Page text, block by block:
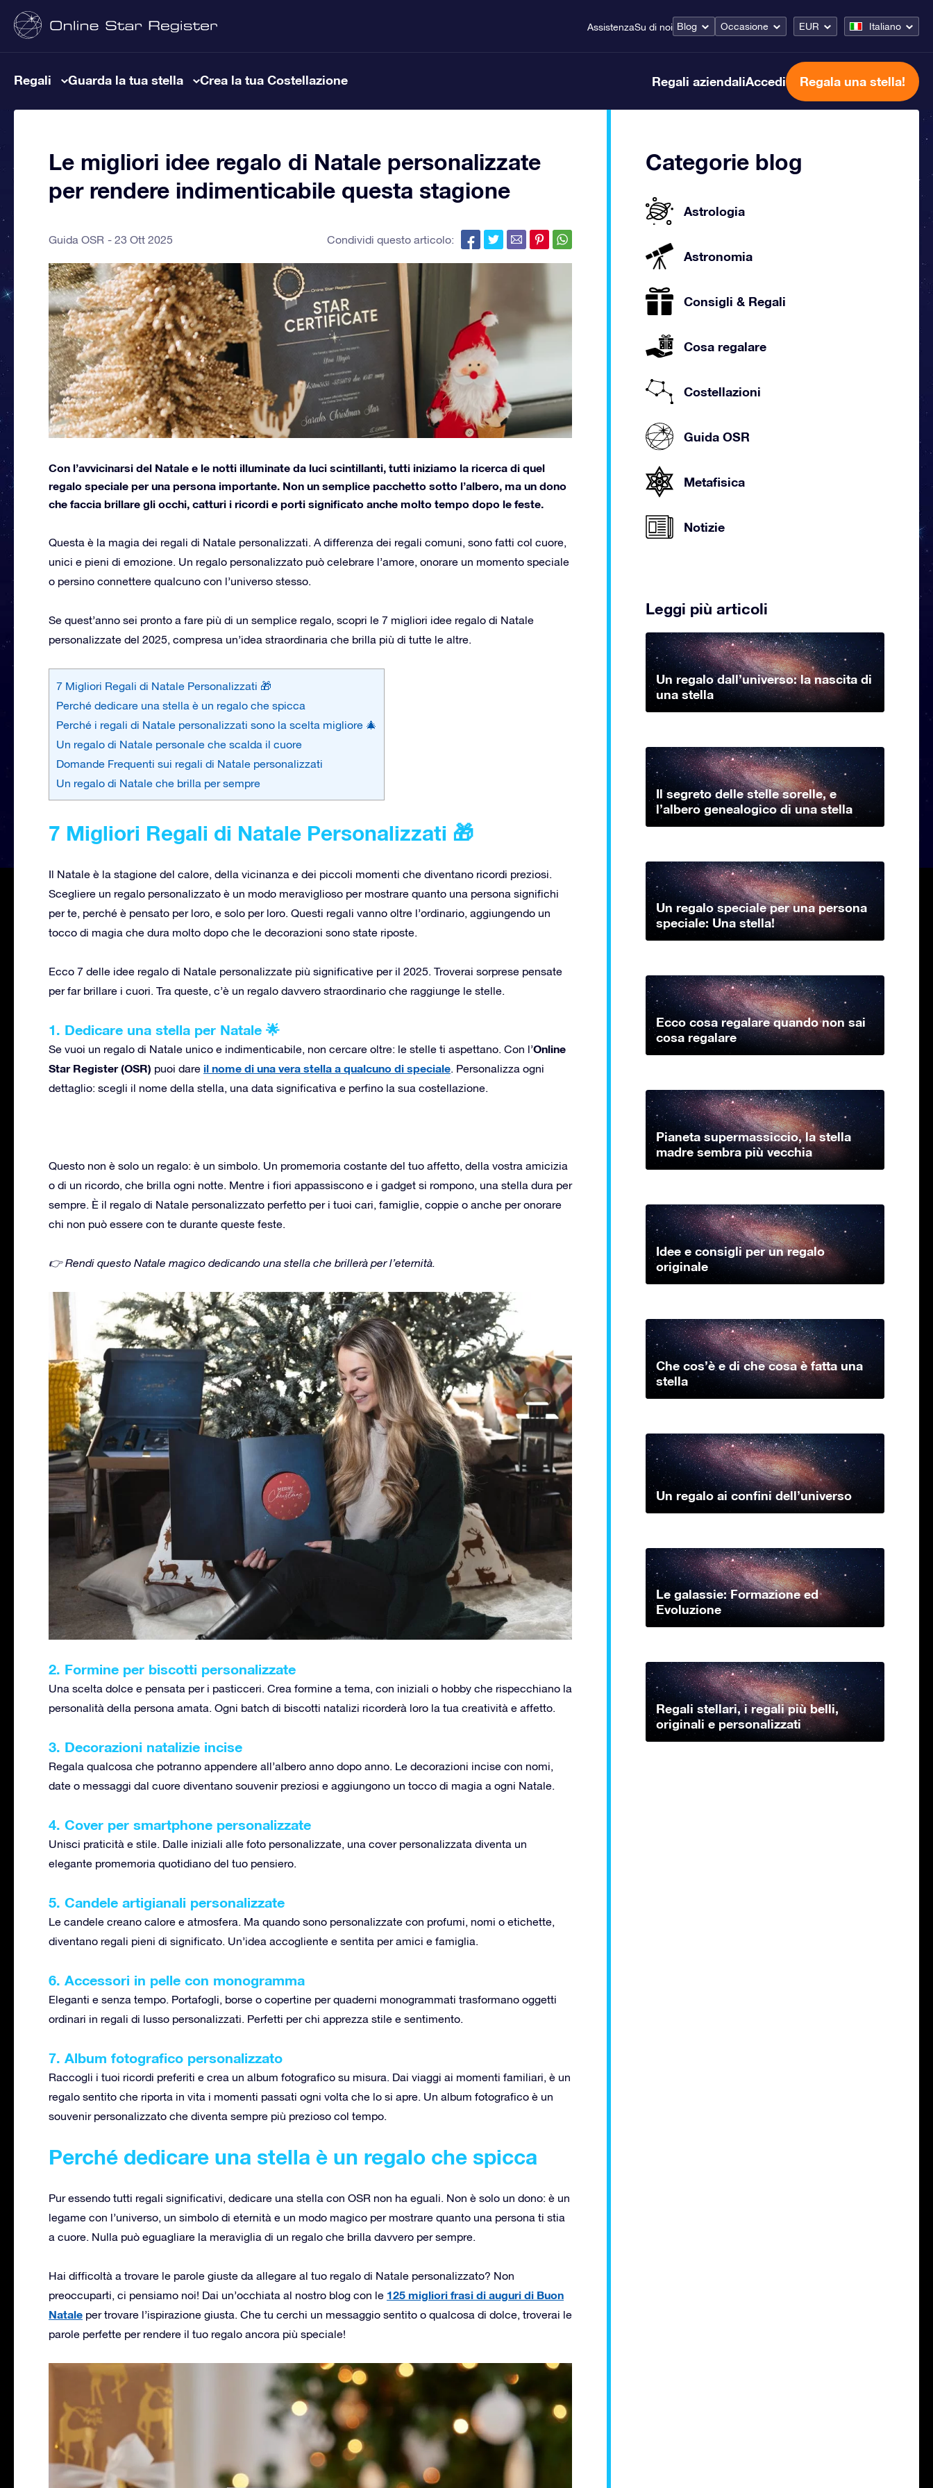
AssistenzaSu di noi Blog Occasione EUR Italiano
Regali Guarda la tua stella Crea la tua Costellazione Regali aziendaliAccedi Regala una stella!
Le migliori idee regalo di Natale personalizzate
per rendere indimenticabile questa stagione
Guida OSR 23 Ott 2025 Condividi questo articolo:
Con l’avvicinarsi del Natale e le notti illuminate da luci scintillanti, tutti iniziamo la ricerca di quel
regalo speciale per una persona importante. Non un semplice pacchetto sotto l’albero, ma un dono
che faccia brillare gli occhi, catturi i ricordi e porti significato anche molto tempo dopo le feste.
Questa è la magia dei regali di Natale personalizzati. A differenza dei regali comuni, sono fatti col cuore,
unici e pieni di emozione. Un regalo personalizzato può celebrare l’amore, onorare un momento speciale
o persino connettere qualcuno con l’universo stesso.
Se quest’anno sei pronto a fare più di un semplice regalo, scopri le 7 migliori idee regalo di Natale
personalizzate del 2025, compresa un’idea straordinaria che brilla più di tutte le altre.
7 Migliori Regali di Natale Personalizzati 🎁
Perché dedicare una stella è un regalo che spicca
Perché i regali di Natale personalizzati sono la scelta migliore 🎄
Un regalo di Natale personale che scalda il cuore
Domande Frequenti sui regali di Natale personalizzati
Un regalo di Natale che brilla per sempre
7 Migliori Regali di Natale Personalizzati 🎁
Il Natale è la stagione del calore, della vicinanza e dei piccoli momenti che diventano ricordi preziosi.
Scegliere un regalo personalizzato è un modo meraviglioso per mostrare quanto una persona significhi
per te, perché è pensato per loro, e solo per loro. Questi regali vanno oltre l’ordinario, aggiungendo un
tocco di magia che dura molto dopo che le decorazioni sono state riposte.
Ecco 7 delle idee regalo di Natale personalizzate più significative per il 2025. Troverai sorprese pensate
per far brillare i cuori. Tra queste, c’è un regalo davvero straordinario che raggiunge le stelle.
1. Dedicare una stella per Natale 🌟
Se vuoi un regalo di Natale unico e indimenticabile, non cercare oltre: le stelle ti aspettano. Con l’Online
Star Register (OSR) puoi dare il nome di una vera stella a qualcuno di speciale. Personalizza ogni
dettaglio: scegli il nome della stella, una data significativa e perfino la sua costellazione.
Questo non è solo un regalo: è un simbolo. Un promemoria costante del tuo affetto, della vostra amicizia
o di un ricordo, che brilla ogni notte. Mentre i fiori appassiscono e i gadget si rompono, una stella dura per
sempre. È il regalo di Natale personalizzato perfetto per i tuoi cari, famiglie, coppie o anche per onorare
chi non può essere con te durante queste feste.
👉 Rendi questo Natale magico dedicando una stella che brillerà per l’eternità.
2. Formine per biscotti personalizzate
Una scelta dolce e pensata per i pasticceri. Crea formine a tema, con iniziali o hobby che rispecchiano la
personalità della persona amata. Ogni batch di biscotti natalizi ricorderà loro la tua creatività e affetto.
3. Decorazioni natalizie incise
Regala qualcosa che potranno appendere all’albero anno dopo anno. Le decorazioni incise con nomi,
date o messaggi dal cuore diventano souvenir preziosi e aggiungono un tocco di magia a ogni Natale.
4. Cover per smartphone personalizzate
Unisci praticità e stile. Dalle iniziali alle foto personalizzate, una cover personalizzata diventa un
elegante promemoria quotidiano del tuo pensiero.
5. Candele artigianali personalizzate
Le candele creano calore e atmosfera. Ma quando sono personalizzate con profumi, nomi o etichette,
diventano regali pieni di significato. Un’idea accogliente e sentita per amici e famiglia.
6. Accessori in pelle con monogramma
Eleganti e senza tempo. Portafogli, borse o copertine per quaderni monogrammati trasformano oggetti
ordinari in regali di lusso personalizzati. Perfetti per chi apprezza stile e sentimento.
7. Album fotografico personalizzato
Raccogli i tuoi ricordi preferiti e crea un album fotografico su misura. Dai viaggi ai momenti familiari, è un
regalo sentito che riporta in vita i momenti passati ogni volta che lo si apre. Un album fotografico è un
souvenir personalizzato che diventa sempre più prezioso col tempo.
Perché dedicare una stella è un regalo che spicca
Pur essendo tutti regali significativi, dedicare una stella con OSR non ha eguali. Non è solo un dono: è un
legame con l’universo, un simbolo di eternità e un modo magico per mostrare quanto una persona ti stia
a cuore. Nulla può eguagliare la meraviglia di un regalo che brilla davvero per sempre.
Hai difficoltà a trovare le parole giuste da allegare al tuo regalo di Natale personalizzato? Non
preoccuparti, ci pensiamo noi! Dai un’occhiata al nostro blog con le 125 migliori frasi di auguri di Buon
Natale per trovare l’ispirazione giusta. Che tu cerchi un messaggio sentito o qualcosa di dolce, troverai le
parole perfette per rendere il tuo regalo ancora più speciale!
Categorie blog
Astrologia
Astronomia
Consigli & Regali
Cosa regalare
Costellazioni
Guida OSR
Metafisica
Notizie
Leggi più articoli
Un regalo dall’universo: la nascita di
una stella
Il segreto delle stelle sorelle, e
l’albero genealogico di una stella
Un regalo speciale per una persona
speciale: Una stella!
Ecco cosa regalare quando non sai
cosa regalare
Pianeta supermassiccio, la stella
madre sembra più vecchia
Idee e consigli per un regalo
originale
Che cos’è e di che cosa è fatta una
stella
Un regalo ai confini dell’universo
Le galassie: Formazione ed
Evoluzione
Regali stellari, i regali più belli,
originali e personalizzati